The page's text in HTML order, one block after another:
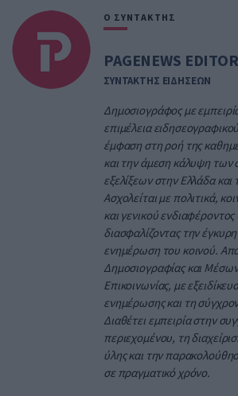
Ο ΣΥΝΤΑΚΤΗΣ
PAGENEWS EDITOR
ΣΥΝΤΑΚΤΗΣ ΕΙΔΗΣΕΩΝ
Δημοσιογράφος με
επιμέλεια
έμφαση στη ροή της
και την άμεση κάλυψη των
εξελίξεων στην Ελλάδα και
Ασχολείται με πολιτικά,
και γενικού
διασφαλίζοντας την
ενημέρωση του κοινού.
Δημοσιογραφίας και
Επικοινωνίας, με
ενημέρωσης και τη
Διαθέτει εμπειρία στην
περιεχομένου, τη
ύλης και την
σε πραγματικό χρόνο.